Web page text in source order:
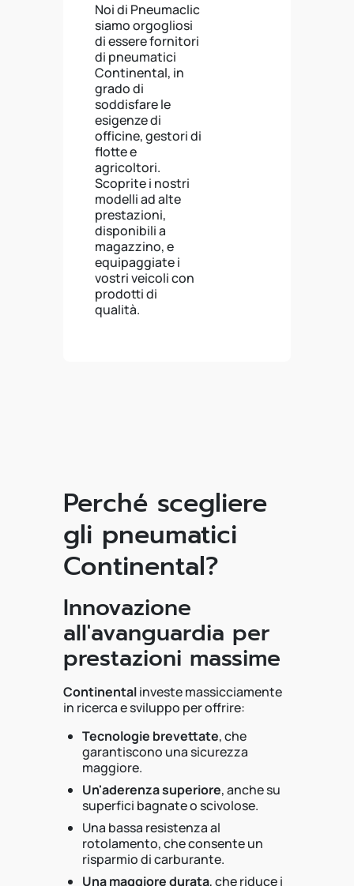
Noi di Pneumaclic
siamo orgogliosi
di essere fornitori
di pneumatici
Continental, in
grado di
soddisfare le
esigenze di
officine, gestori di
flotte e
agricoltori.
Scoprite i nostri
modelli ad alte
prestazioni,
disponibili a
magazzino, e
equipaggiate i
vostri veicoli con
prodotti di
qualità.
Perché scegliere
gli pneumatici
Continental?
Innovazione
all'avanguardia per
prestazioni massime
Continentalinveste massicciamente
in ricerca e sviluppo per offrire:
Tecnologie brevettate, che
garantiscono una sicurezza
maggiore.
Un'aderenza superiore, anche su
superfici bagnate o scivolose.
Una bassa resistenza al
rotolamento, che consente un
risparmio di carburante.
Una maggiore durata, che riduce i